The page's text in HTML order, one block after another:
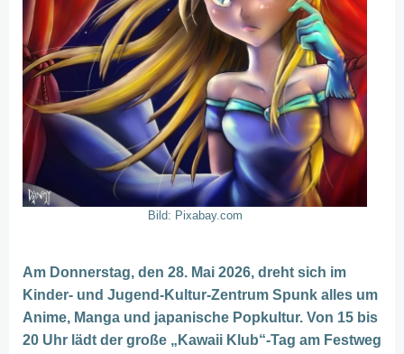
Bild: Pixabay.com
Am Donnerstag, den 28. Mai 2026, dreht sich im
Kinder- und Jugend-Kultur-Zentrum Spunk alles um
Anime, Manga und japanische Popkultur. Von 15 bis
20 Uhr lädt der große „Kawaii Klub“-Tag am Festweg